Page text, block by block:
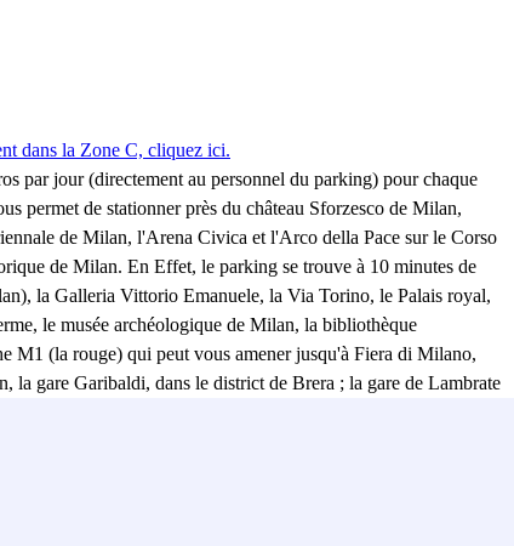
dans la Zone C, cliquez ici.
par jour (directement au personnel du parking) pour chaque
permet de stationner près du château Sforzesco de Milan,
de Milan, l'Arena Civica et l'Arco della Pace sur le Corso
de Milan. En Effet, le parking se trouve à 10 minutes de
la Galleria Vittorio Emanuele, la Via Torino, le Palais royal,
le musée archéologique de Milan, la bibliothèque
M1 (la rouge) qui peut vous amener jusqu'à Fiera di Milano,
la gare Garibaldi, dans le district de Brera ; la gare de Lambrate